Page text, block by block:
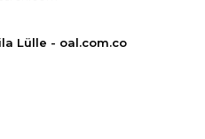
Lülle - oal.com.co